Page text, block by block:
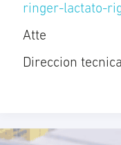
ringer-lactato-
Atte
Direccion tecnica